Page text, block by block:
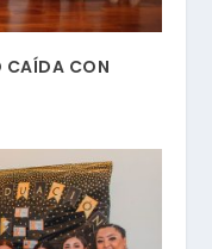
CAÍDA CON